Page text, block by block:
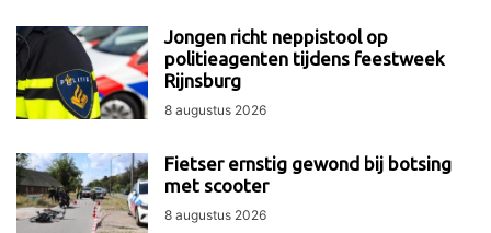
Jongen richt neppistool op
politieagenten tijdens feestweek
Rijnsburg
8 augustus 2026
Fietser ernstig gewond bij botsing
met scooter
8 augustus 2026